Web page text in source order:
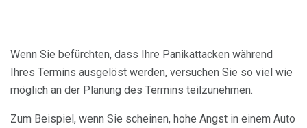
Wenn Sie befürchten, dass Ihre Panikattacken während
Ihres Termins ausgelöst werden, versuchen Sie so viel wie
möglich an der Planung des Termins teilzunehmen.
Zum Beispiel, wenn Sie scheinen, hohe Angst in einem Auto